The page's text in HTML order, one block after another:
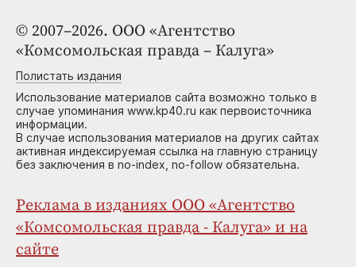
© 2007–2026. ООО «Агентство
«Комсомольская правда – Калуга»
Полистать издания
Использование материалов сайта возможно только в
случае упоминания www.kp40.ru как первоисточника
информации.
В случае использования материалов на других сайтах
активная индексируемая ссылка на главную страницу
без заключения в no-index, no-follow обязательна.
Реклама в изданиях ООО «Агентство
«Комсомольская правда - Калуга» и на
сайте